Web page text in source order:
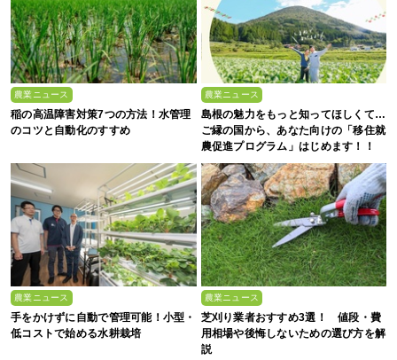
農業ニュース
稲の高温障害対策7つの方法！水管理
のコツと自動化のすすめ
農業ニュース
島根の魅力をもっと知ってほしくて…
ご縁の国から、あなた向けの「移住就
農促進プログラム」はじめます！！
農業ニュース
手をかけずに自動で管理可能！小型・
低コストで始める水耕栽培
農業ニュース
芝刈り業者おすすめ3選！ 値段・費
用相場や後悔しないための選び方を解
説